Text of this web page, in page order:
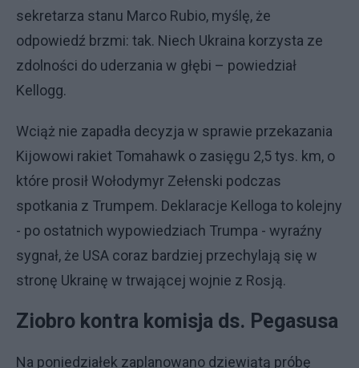
sekretarza stanu Marco Rubio, myślę, że
odpowiedź brzmi: tak. Niech Ukraina korzysta ze
zdolności do uderzania w głębi – powiedział
Kellogg.
Wciąż nie zapadła decyzja w sprawie przekazania
Kijowowi rakiet Tomahawk o zasięgu 2,5 tys. km, o
które prosił Wołodymyr Zełenski podczas
spotkania z Trumpem. Deklaracje Kelloga to kolejny
- po ostatnich wypowiedziach Trumpa - wyraźny
sygnał, że USA coraz bardziej przechylają się w
stronę Ukrainę w trwającej wojnie z Rosją.
Ziobro kontra komisja ds. Pegasusa
Na poniedziałek zaplanowano dziewiątą próbę